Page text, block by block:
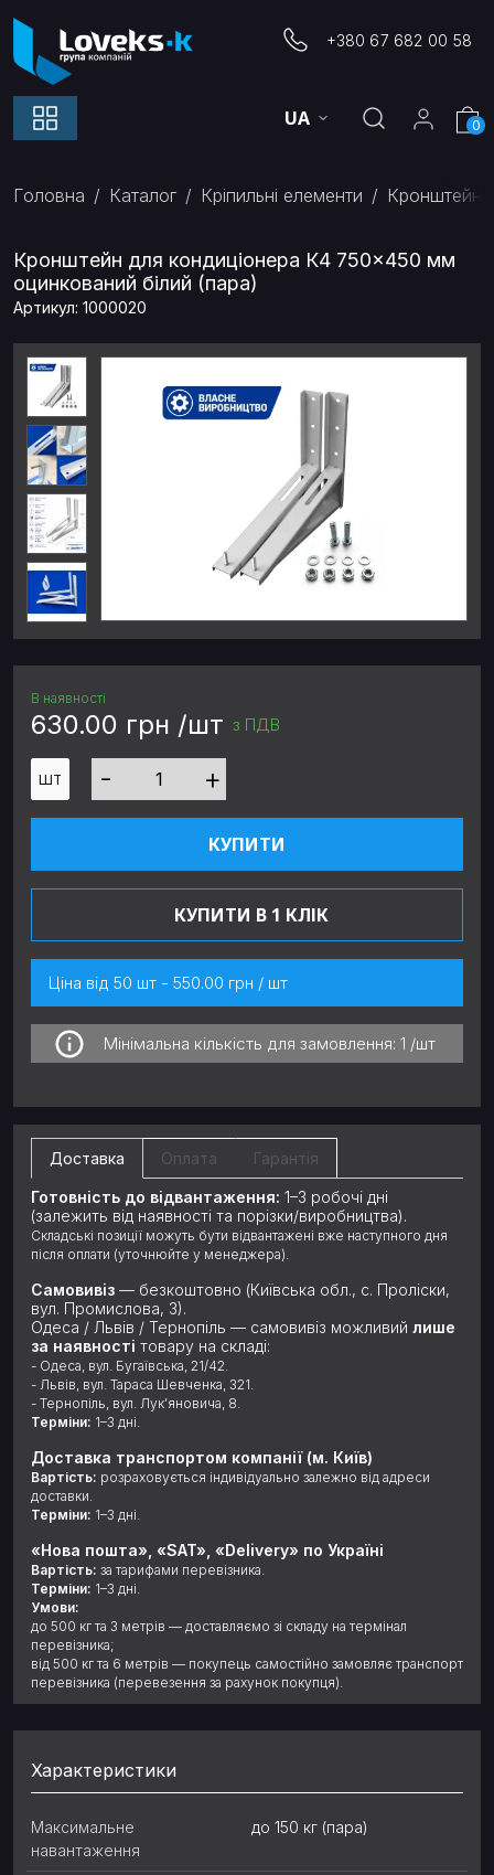
+380 67 682 00 58
UA 0
Головна Каталог Кріпильні елементи
Кронштейн для кондиціонера К4 750×450 мм
оцинкований білий (пара)
Артикул: 1000020
В наявності
630.00 грн /шт з ПДВ
ШТ - +
КУПИТИ
КУПИТИ В 1 КЛІК
Ціна від 50 шт - 550.00 грн / шт
Мінімальна кількість для замовлення: 1 /шт
Доставка Оплата Гарантія
Готовність до відвантаження: 1–3 робочі дні
(залежить від наявності та порізки/виробництва).
Складські позиції можуть бути відвантажені вже наступного дня
після оплати (уточнюйте у менеджера).
Самовивіз — безкоштовно (Київська обл., с. Проліски,
вул. Промислова, 3).
Одеса / Львів / Тернопіль — самовивіз можливий лише
за наявності товару на складі:
- Одеса, вул. Бугаївська, 21/42.
- Львів, вул. Тараса Шевченка, 321.
- Тернопіль, вул. Лук’яновича, 8.
Терміни: 1–3 дні.
Доставка транспортом компанії (м. Київ)
Вартість: розраховується індивідуально залежно від адреси
доставки.
Терміни: 1–3 дні.
«Нова пошта», «SAT», «Delivery» по Україні
Вартість: за тарифами перевізника.
Терміни: 1–3 дні.
Умови:
до 500 кг та 3 метрів — доставляємо зі складу на термінал
перевізника;
від 500 кг та 6 метрів — покупець самостійно замовляє транспорт
перевізника (перевезення за рахунок покупця).
Характеристики
Максимальне
навантаження
до 150 кг (пара)